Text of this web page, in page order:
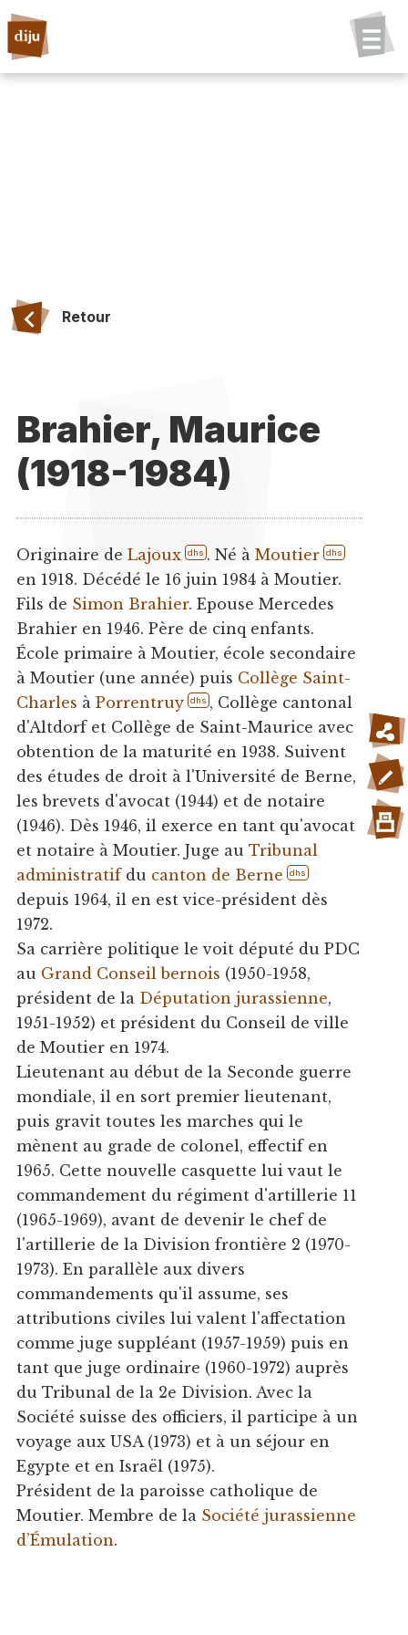
Retour
Brahier, Maurice
(1918-1984)
Originaire de Lajoux dhs . Né à Moutier dhs
en 1918. Décédé le 16 juin 1984 à Moutier.
Fils de Simon Brahier. Epouse Mercedes
Brahier en 1946. Père de cinq enfants.
École primaire à Moutier, école secondaire
à Moutier (une année) puis Collège Saint-
Charles à Porrentruy dhs , Collège cantonal
d'Altdorf et Collège de Saint-Maurice avec
obtention de la maturité en 1938. Suivent
des études de droit à l'Université de Berne,
les brevets d'avocat (1944) et de notaire
(1946). Dès 1946, il exerce en tant qu'avocat
et notaire à Moutier. Juge au Tribunal
administratifdu canton de Berne dhs
depuis 1964, il en est vice-président dès
1972.
Sa carrière politique le voit député du PDC
au Grand Conseil bernois (1950-1958,
président de la Députation jurassienne,
1951-1952) et président du Conseil de ville
de Moutier en 1974.
Lieutenant au début de la Seconde guerre
mondiale, il en sort premier lieutenant,
puis gravit toutes les marches qui le
mènent au grade de colonel, effectif en
1965. Cette nouvelle casquette lui vaut le
commandement du régiment d'artillerie 11
(1965-1969), avant de devenir le chef de
l'artillerie de la Division frontière 2 (1970-
1973). En parallèle aux divers
commandements qu'il assume, ses
attributions civiles lui valent l'affectation
comme juge suppléant (1957-1959) puis en
tant que juge ordinaire (1960-1972) auprès
du Tribunal de la 2e Division. Avec la
Société suisse des officiers, il participe à un
voyage aux USA (1973) et à un séjour en
Egypte et en Israël (1975).
Président de la paroisse catholique de
Moutier. Membre de la Société jurassienne
d’Émulation.